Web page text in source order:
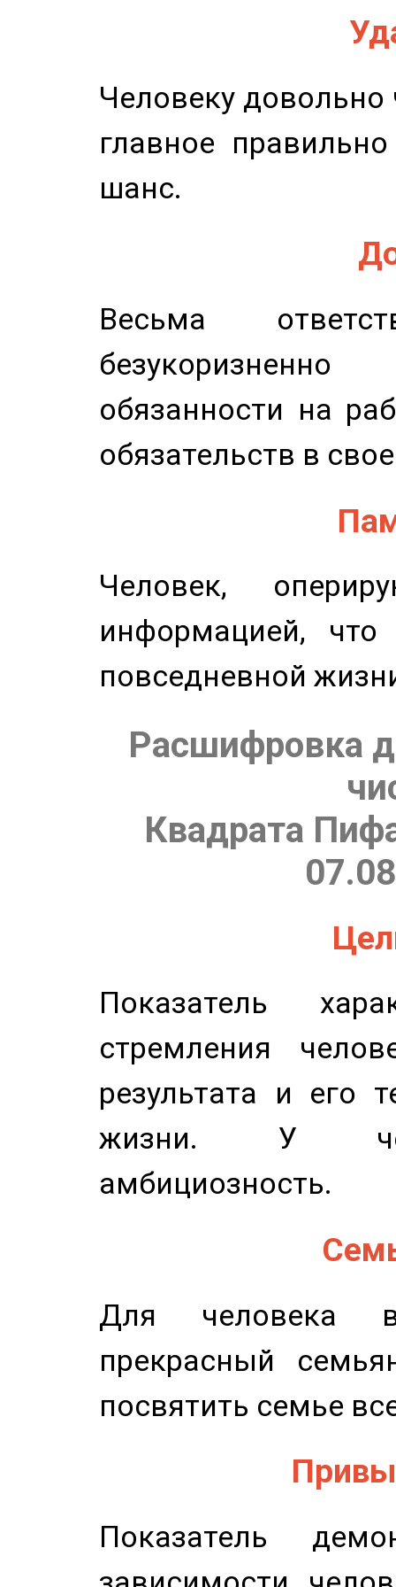
Человеку довольно
главное
шанс.
Весьма
обязанности на
обязательств в
Человек,
информацией,
повседневной
Расшифровка
Квадрата
Показатель
стремления
результата и его
жизни. У
амбициозность.
Для человека
прекрасный
посвятить семье
Показатель